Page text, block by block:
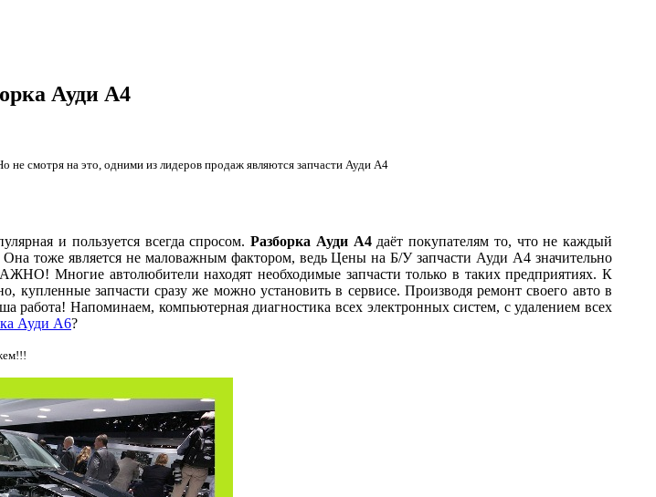
Ауди А4
смотря на это, одними из лидеров продаж являются запчасти Ауди А4
и пользуется всегда спросом.Разборка Ауди А4даёт покупателям то, что не каждый
тоже является не маловажным фактором, ведь Цены на Б/У запчасти Ауди А4 значительно
Многие автолюбители находят необходимые запчасти только в таких предприятиях. К
купленные запчасти сразу же можно установить в сервисе. Производя ремонт своего авто в
работа! Напоминаем, компьютерная диагностика всех электронных систем, с удалением всех
Ауди А6?